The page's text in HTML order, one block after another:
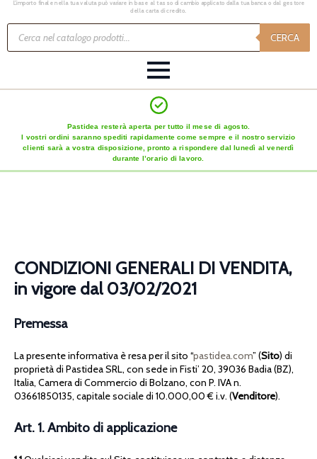
L’importo finale nella tua valuta può variare in base al tasso di cambio applicato dalla tua banca o dal gestore
della carta di credito.
Ricerca
prodotti CERCA
Pastidea resterà aperta per tutto il mese di agosto.
I vostri ordini saranno spediti rapidamente come sempre e il nostro servizio
clienti sarà a vostra disposizione, pronto a rispondere dal lunedì al venerdì
durante l’orario di lavoro.
CONDIZIONI GENERALI DI VENDITA,
in vigore dal 03/02/2021
Premessa
La presente informativa è resa per il sito “pastidea.com” (Sito) di
proprietà di Pastidea SRL, con sede in Fisti’ 20, 39036 Badia (BZ),
Italia, Camera di Commercio di Bolzano, con P. IVA n.
03661850135, capitale sociale di 10.000,00 € i.v. (Venditore).
Art. 1. Ambito di applicazione